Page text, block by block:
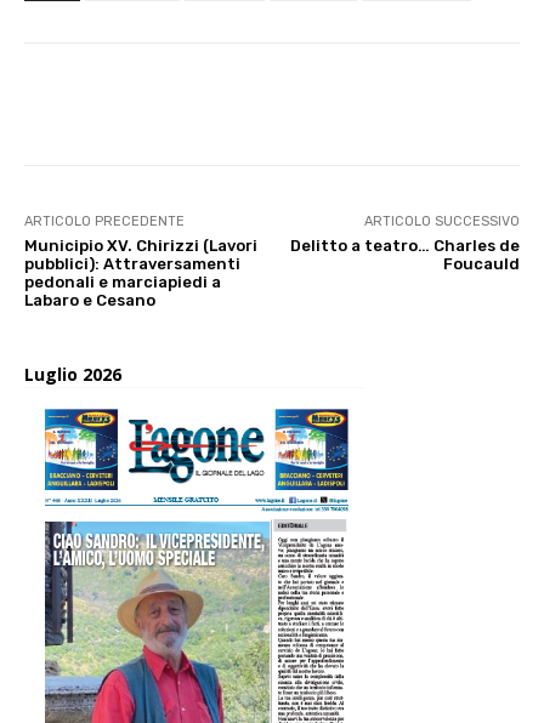
ARTICOLO PRECEDENTE
Municipio XV. Chirizzi (Lavori
pubblici): Attraversamenti
pedonali e marciapiedi a
Labaro e Cesano
ARTICOLO SUCCESSIVO
Delitto a teatro… Charles de
Foucauld
Luglio 2026